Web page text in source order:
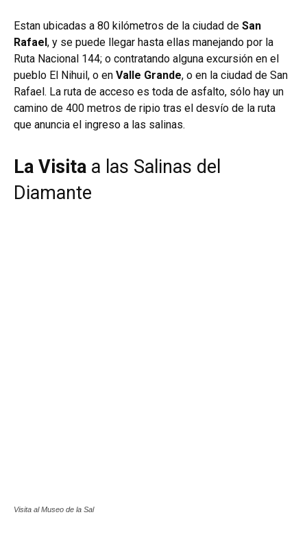
​Estan ubicadas a 80 ​kilómetros de la ciudad de San
Rafael, y se puede llegar hasta ellas manejando por la
Ruta Nacional 144; o contratando alguna excursión en el
pueblo El Nihuil, o en Valle Grande, o en la ciudad de San
Rafael. La ruta de acceso es toda de asfalto, sólo hay un
camino de 400 metros de ripio tras el desvío de la ruta
que anuncia el ingreso a las salinas.
La Visita a las Salinas del
Diamante
Visita al Museo de la Sal